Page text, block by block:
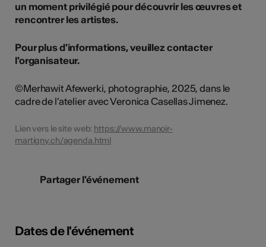
un moment privilégié pour découvrir les œuvres et
rencontrer les artistes.
Pour plus d'informations, veuillez contacter
l'organisateur.
©Merhawit Afewerki, photographie, 2025, dans le
cadre de l’atelier avec Veronica Casellas Jimenez.
Lien vers le site web: https://www.manoir-
martigny.ch/agenda.html
Partager l'événement
Dates de l'événement